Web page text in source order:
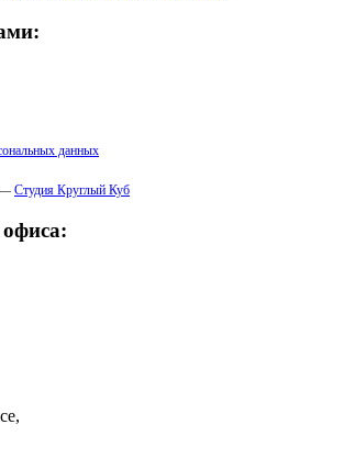
данных
— Студия Круглый Куб